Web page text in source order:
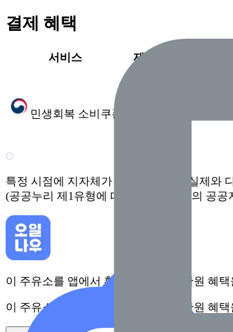
결제 혜택
서비스 제공 여부
민생회복 소비쿠폰
특정 시점에 지자체가 수집한 정보로 실제와
(공공누리 제1유형에 따라 행정안전부의 공공
이 주유소를 앱에서 확인하고 최대 1만원 혜택
이 주유소를 앱에서 확인하고 최대 1만원 혜택